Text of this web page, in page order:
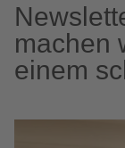
machen
einem